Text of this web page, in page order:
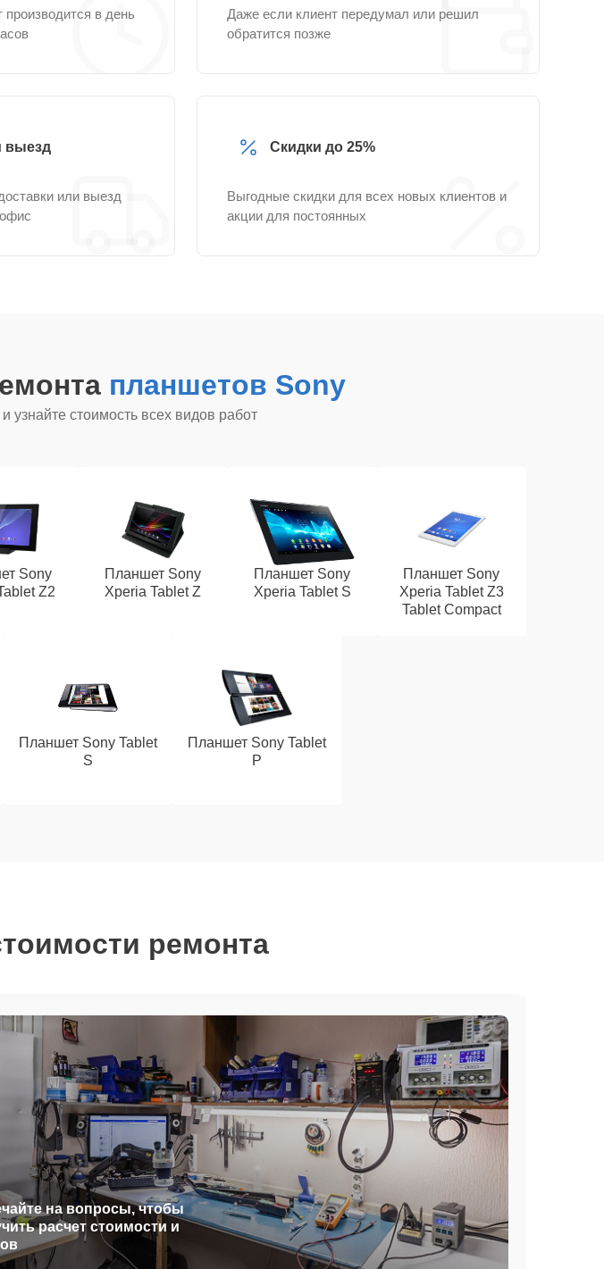
в день
Даже если клиент передумал или решил
обратится позже
выезд
или выезд
Скидки до 25%
Выгодные скидки для всех новых клиентов и
акции для постоянных
планшетов Sony
узнайте стоимость всех видов работ
Sony
Z2
Планшет Sony
Xperia Tablet Z
Планшет Sony
Xperia Tablet S
Планшет Sony
Xperia Tablet Z3
Tablet Compact
Планшет Sony Tablet
S
Планшет Sony Tablet
P
ремонта
на вопросы, чтобы
расчет стоимости и